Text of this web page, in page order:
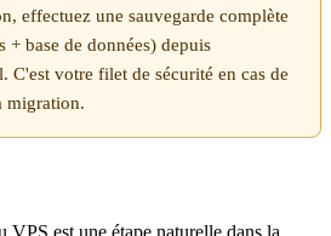
effectuez une sauvegarde complète
+ base de données) depuis
C'est votre filet de sécurité en cas de
migration.